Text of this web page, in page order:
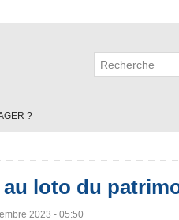
?
au loto du
2023 - 05:50